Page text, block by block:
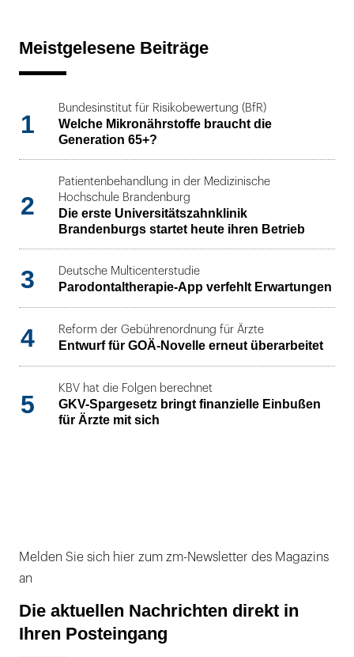
Meistgelesene Beiträge
1
Bundesinstitut für Risikobewertung (BfR)
Welche Mikronährstoffe braucht die
Generation 65+?
2
Patientenbehandlung in der Medizinische
Hochschule Brandenburg
Die erste Universitätszahnklinik
Brandenburgs startet heute ihren Betrieb
3 Deutsche Multicenterstudie
Parodontaltherapie-App verfehlt Erwartungen
4 Reform der Gebührenordnung für Ärzte
Entwurf für GOÄ-Novelle erneut überarbeitet
5
KBV hat die Folgen berechnet
GKV-Spargesetz bringt finanzielle Einbußen
für Ärzte mit sich
Melden Sie sich hier zum zm-Newsletter des Magazins
an
Die aktuellen Nachrichten direkt in
Ihren Posteingang